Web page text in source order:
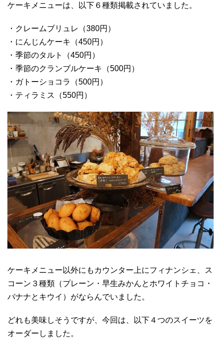
ケーキメニューは、以下６種類掲載されていました。
・クレームブリュレ（380円）
・にんじんケーキ（450円）
・季節のタルト（450円）
・季節のクランブルケーキ（500円）
・ガトーショコラ（500円）
・ティラミス（550円）
ケーキメニュー以外にもカウンター上にフィナンシェ、ス
コーン３種類（プレーン・早生みかんとホワイトチョコ・
バナナとキウイ）がならんでいました。
どれも美味しそうですが、今回は、以下４つのスイーツを
オーダーしました。